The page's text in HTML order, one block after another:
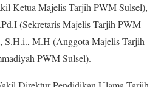
Ketua Majelis Tarjih PWM Sulsel),
(Sekretaris Majelis Tarjih PWM
S.H.i., M.H (Anggota Majelis Tarjih
PWM Sulsel).